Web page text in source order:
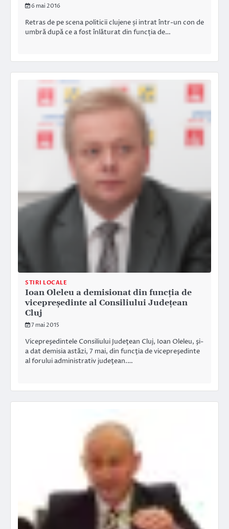
6 mai 2016
Retras de pe scena politicii clujene și intrat într-un con de
umbră după ce a fost înlăturat din funcția de…
STIRI LOCALE
Ioan Oleleu a demisionat din funcția de
vicepreședinte al Consiliului Județean
Cluj
7 mai 2015
Vicepreşedintele Consiliului Judeţean Cluj, Ioan Oleleu, şi-
a dat demisia astăzi, 7 mai, din funcţia de vicepreşedinte
al forului administrativ judeţean.…